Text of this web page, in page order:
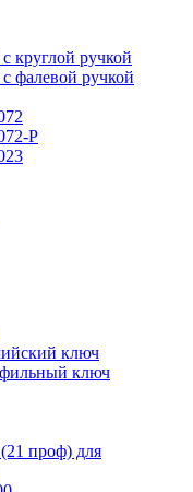
круглой ручкой
фалевой ручкой
P
ключ
ключ
проф) для